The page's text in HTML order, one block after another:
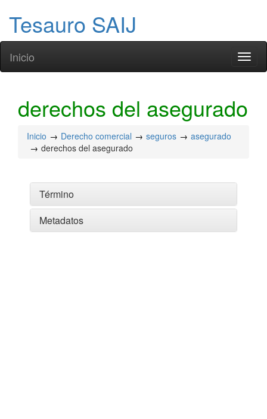
Tesauro SAIJ
Inicio
derechos del asegurado
Inicio Derecho comercial seguros
asegurado
derechos del asegurado
Término
Metadatos